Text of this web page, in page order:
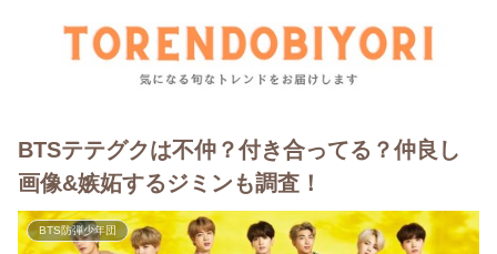
BTSテテグクは不仲？付き合ってる？仲良し
画像&嫉妬するジミンも調査！
BTS防弾少年団